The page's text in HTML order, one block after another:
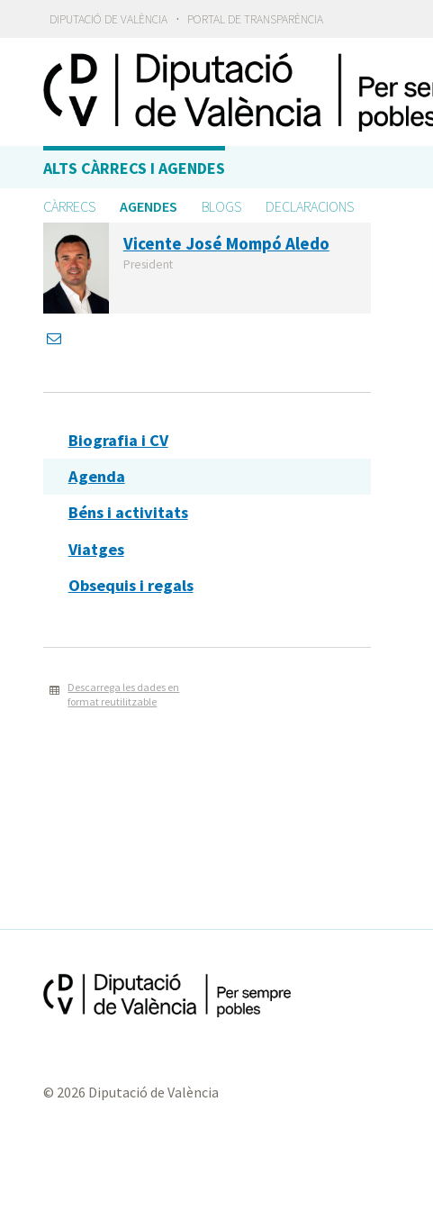
DIPUTACIÓ DE VALÈNCIA · PORTAL DE TRANSPARÈNCIA
ALTS CÀRRECS I AGENDES
CÀRRECS AGENDES BLOGS DECLARACIONS
Vicente José Mompó Aledo
President
Biografia i CV
Agenda
Béns i activitats
Viatges
Obsequis i regals
Descarrega les dades en
format reutilitzable
© 2026 Diputació de València